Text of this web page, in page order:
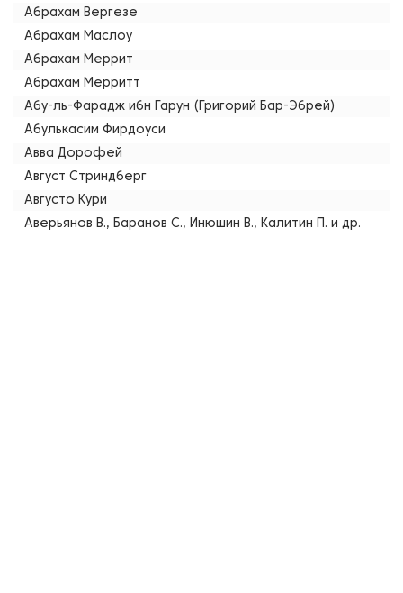
Абрахам Вергезе
Абрахам Маслоу
Абрахам Меррит
Абрахам Мерритт
Абу-ль-Фарадж ибн Гарун (Григорий Бар-Эбрей)
Абулькасим Фирдоуси
Авва Дорофей
Август Стриндберг
Августо Кури
Аверьянов В., Баранов С., Инюшин В., Калитин П. и др.